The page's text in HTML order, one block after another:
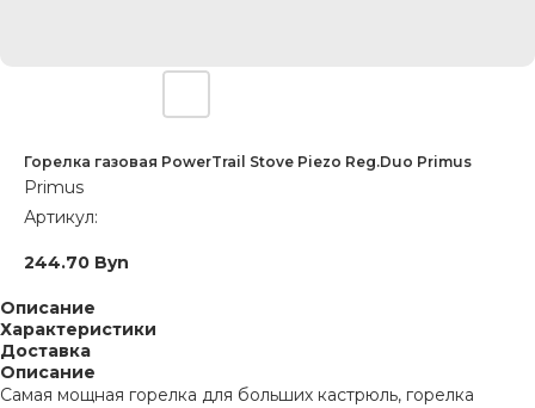
Горелка газовая PowerTrail Stove Piezo Reg.Duo Primus
Primus
Артикул:
244.70 Byn
Описание
Характеристики
Доставка
Описание
Самая мощная горелка для больших кастрюль, горелка